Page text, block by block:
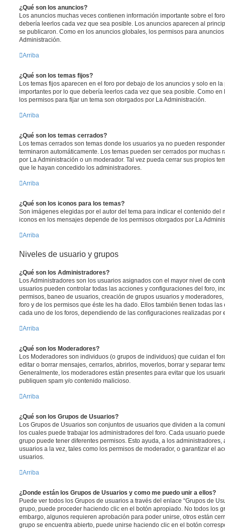
¿Qué son los anuncios?
Los anuncios muchas veces contienen información importante sobre el
debería leerlos cada vez que sea posible. Los anuncios aparecen al
se publicaron. Como en los anuncios globales, los permisos para
Administración.
Arriba
¿Qué son los temas fijos?
Los temas fijos aparecen en el foro por debajo de los anuncios y solo en
importantes por lo que debería leerlos cada vez que sea posible. Como
los permisos para fijar un tema son otorgados por La Administración.
Arriba
¿Qué son los temas cerrados?
Los temas cerrados son temas donde los usuarios ya no pueden
terminaron automáticamente. Los temas pueden ser cerrados por muchas
por La Administración o un moderador. Tal vez pueda cerrar sus propios
que le hayan concedido los administradores.
Arriba
¿Qué son los iconos para los temas?
Son imágenes elegidas por el autor del tema para indicar el contenido del
iconos en los mensajes depende de los permisos otorgados por La
Arriba
Niveles de usuario y grupos
¿Qué son los Administradores?
Los Administradores son los usuarios asignados con el mayor nivel de
usuarios pueden controlar todas las acciones y configuraciones del foro,
permisos, baneo de usuarios, creación de grupos usuarios y
foro y de los permisos que éste les ha dado. Ellos también tienen todas
cada uno de los foros, dependiendo de las configuraciones realizadas por
Arriba
¿Qué son los Moderadores?
Los Moderadores son individuos (o grupos de individuos) que cuidan el
editar o borrar mensajes, cerrarlos, abrirlos, moverlos, borrar y separar
Generalmente, los moderadores están presentes para evitar que los
publiquen spam y/o contenido malicioso.
Arriba
¿Qué son los Grupos de Usuarios?
Los Grupos de Usuarios son conjuntos de usuarios que dividen a la
los cuales puede trabajar los administradores del foro. Cada usuario
grupo puede tener diferentes permisos. Esto ayuda, a los
usuarios a la vez, tales como los permisos de moderador, o garantizar el
usuarios.
Arriba
¿Donde están los Grupos de Usuarios y como me puedo unir a ellos?
Puede ver todos los Grupos de usuarios a través del enlace “Grupos de
grupo, puede proceder haciendo clic en el botón apropiado. No todos los
embargo, algunos requieren aprobación para poder unirse, otros están
grupo se encuentra abierto, puede unirse haciendo clic en el botón